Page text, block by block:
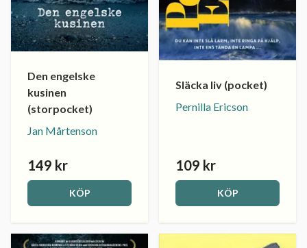
Den engelske
kusinen
(storpocket)
Jan Mårtenson
149 kr
KÖP
Släcka liv (pocket)
Pernilla Ericson
109 kr
KÖP